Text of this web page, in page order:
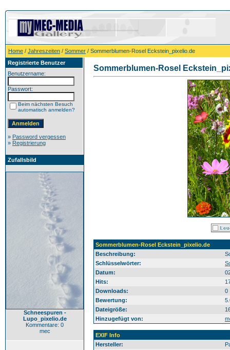
Home / Jahreszeiten / Sommer / Sommerblumen-Rosel Eckstein_pixelio.de
Registrierte Benutzer
Benutzername:
Passwort:
Beim nächsten Besuch
automatisch anmelden?
» Password vergessen
» Registrierung
Zufallsbild
Schneespuren -
Lupo_pixelio.de
Kommentare: 0
mec
Sommerblumen-Rosel
Sommerblumen-Rosel Eckstein_pixelio.de
Beschreibung:
Schlüsselwörter:
Datum:
Hits:
Downloads:
0
Bewertung:
Dateigröße:
Hinzugefügt von:
EXIF Info
Hersteller: